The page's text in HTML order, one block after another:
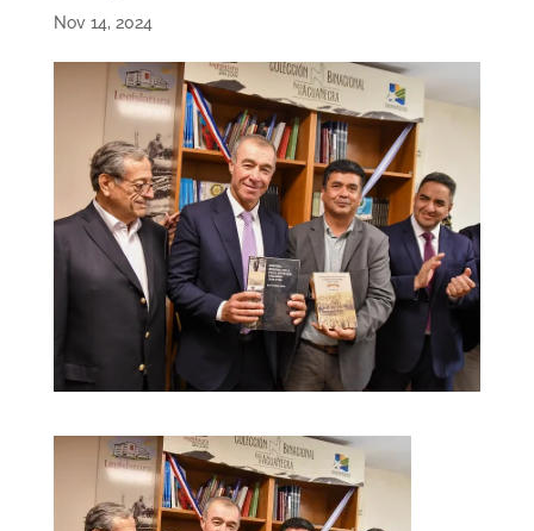
Nov 14, 2024